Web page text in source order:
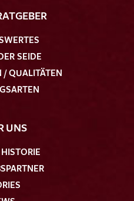
SEIDE
/ QUALITÄTEN
UNS